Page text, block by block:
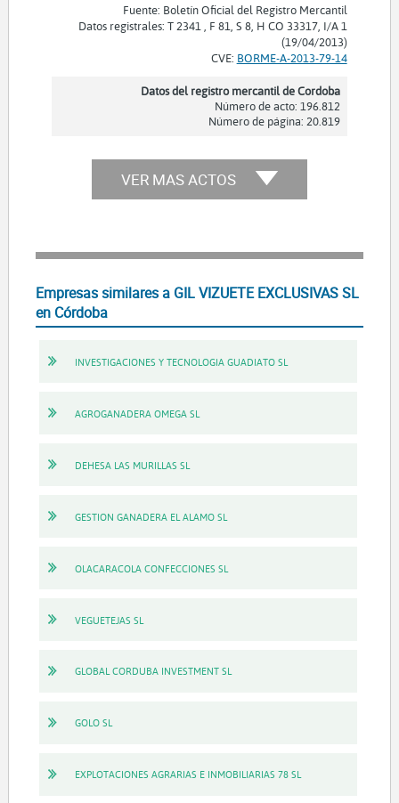
Fuente: Boletín Oficial del Registro Mercantil
Datos registrales: T 2341 , F 81, S 8, H CO 33317, I/A 1
(19/04/2013)
CVE: BORME-A-2013-79-14
Datos del registro mercantil de Cordoba
Número de acto: 196.812
Número de página: 20.819
VER MAS ACTOS
Empresas similares a GIL VIZUETE EXCLUSIVAS SL
en Córdoba
INVESTIGACIONES Y TECNOLOGIA GUADIATO SL
AGROGANADERA OMEGA SL
DEHESA LAS MURILLAS SL
GESTION GANADERA EL ALAMO SL
OLACARACOLA CONFECCIONES SL
VEGUETEJAS SL
GLOBAL CORDUBA INVESTMENT SL
GOLO SL
EXPLOTACIONES AGRARIAS E INMOBILIARIAS 78 SL